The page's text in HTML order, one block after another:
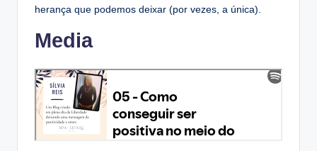
herança que podemos deixar (por vezes, a única).
Media